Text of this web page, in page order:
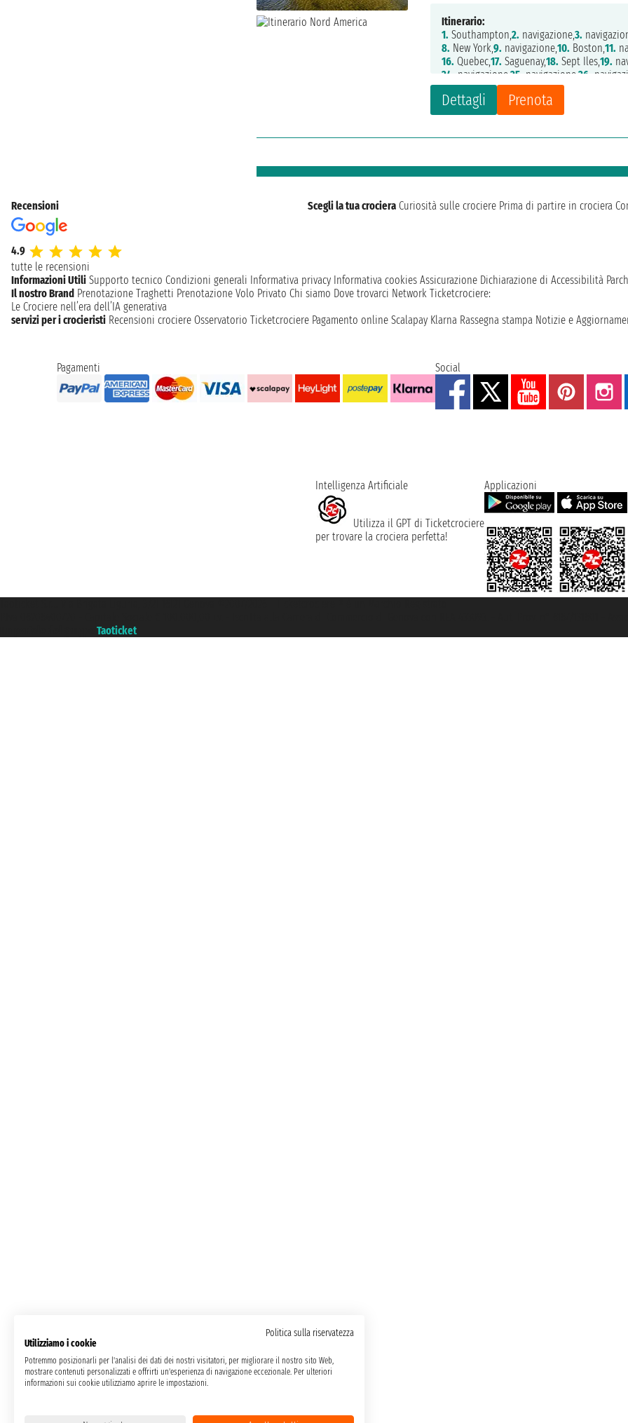
Dettagli Prenota
Itinerario:
1. Southampton,2. navigazione,3.
8. New York,9. navigazione,10. Boston,11.
16. Quebec,17. Saguenay,18. Sept Iles,19.
24.
navigazione,25. navigazione,26.
Recensioni
4.9
tutte le recensioni
Scegli la tua crociera Curiosità sulle crociere Prima di partire in crociera
Informazioni Utili Supporto tecnico Condizioni generali Informativa privacy Informativa cookies Assicurazione Dichiarazione di Accessibilità
Il nostro Brand Prenotazione Traghetti Prenotazione Volo Privato Chi siamo Dove trovarci Network Ticketcrociere:
Le Crociere nell’era dell’IA generativa
servizi per i crocieristi Recensioni crociere Osservatorio Ticketcrociere Pagamento online Scalapay Klarna Rassegna stampa Notizie e
Pagamenti Social
Intelligenza Artificiale
Utilizza il GPT di Ticketcrociere
per trovare la crociera perfetta!
Applicazioni
Taoticket
Politica sulla riservatezza
Utilizziamo i cookie
Potremmo posizionarli per l'analisi dei dati dei nostri visitatori, per migliorare il nostro sito Web,
mostrare contenuti personalizzati e offrirti un'esperienza di navigazione eccezionale. Per ulteriori
informazioni sui cookie utilizziamo aprire le impostazioni.